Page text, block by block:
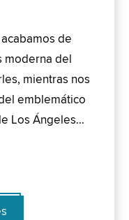
de
moderna del
mientras nos
emblemático
Los Ángeles…